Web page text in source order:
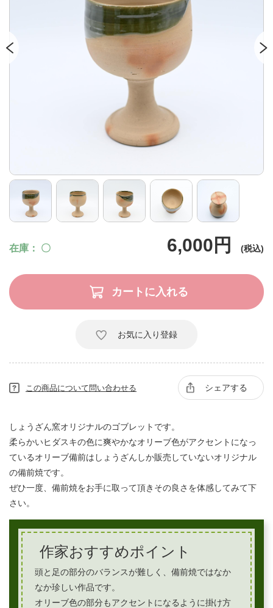
在庫 〇 6,000円
お気に入り登録
この商品について問い合わせる シェアする
しょうざん窯オリジナルのゴブレットです。
柔らかいヒダスキの色に爽やかなオリーブ色がアクセントになっ
ているオリーブ備前はしょうざんしか販売していないオリジナル
の備前焼です。
ぜひ一度、備前焼をお手に取って頂きその良さを体感してみて下
さい。
作家おすすめポイント
頭と足の部分のバランスが難しく、備前焼ではなか
なか珍しい作品です。
オリーブ色の部分もアクセントになるように掛け方